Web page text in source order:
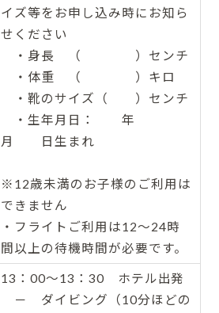
イズ等をお申し込み時にお知ら
せください
・身長 （ ）センチ
・体重 （ ）キロ
・靴のサイズ（ ）センチ
・生年月日： 年
月 日生まれ
※12歳未満のお子様のご利用は
できません
・フライトご利用は12〜24時
間以上の待機時間が必要です。
13：00～13：30 ホテル出発
－ ダイビング（10分ほどの